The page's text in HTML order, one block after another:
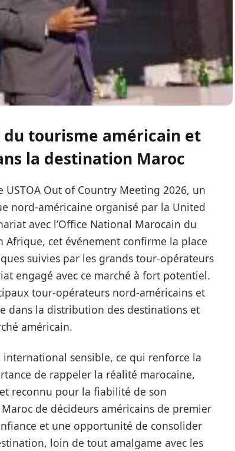
du tourisme américain et
la destination Maroc
USTOA Out of Country Meeting 2026, un
nord-américaine organisé par la United
avec l’Office National Marocain du
cet événement confirme la place
suivies par les grands tour-opérateurs
engagé avec ce marché à fort potentiel.
tour-opérateurs nord-américains et
dans la distribution des destinations et
américain.
sensible, ce qui renforce la
de rappeler la réalité marocaine,
reconnu pour la fiabilité de son
de décideurs américains de premier
et une opportunité de consolider
loin de tout amalgame avec les